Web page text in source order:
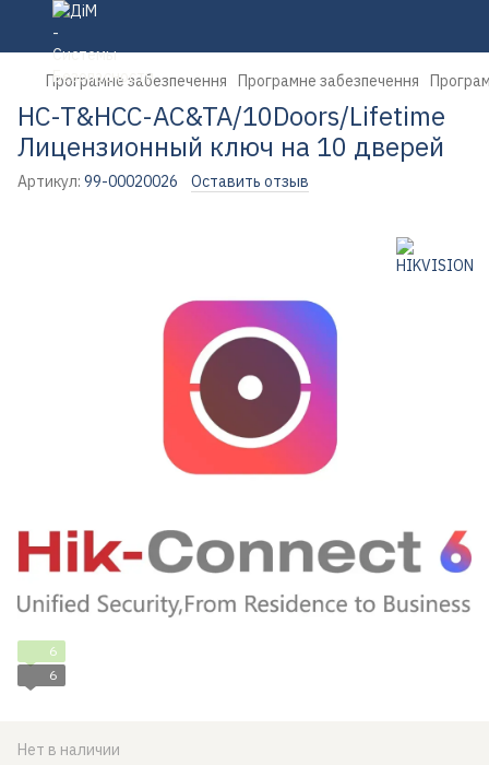
Програмне забезпечення Програмне забезпечення
HC-T&HCC-AC&TA/10Doors/Lifetime
Лицензионный ключ на 10 дверей
Артикул: 99-00020026 Оставить отзыв
6
6
Нет в наличии